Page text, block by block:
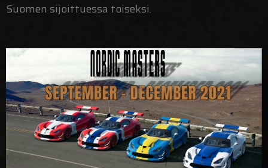
Suomen sijoittuessa toiseksi.